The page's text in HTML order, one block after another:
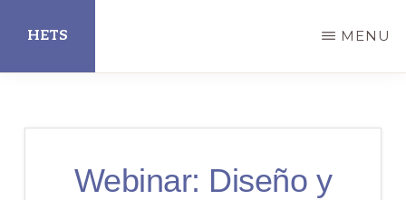
main
HETS MENU
Webinar: Diseño y